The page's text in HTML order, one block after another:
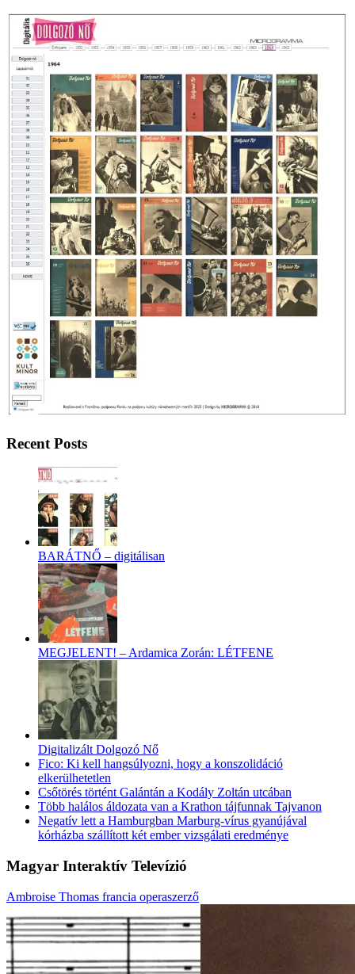
Recent Posts
BARÁTNŐ – digitálisan
MEGJELENT! – Ardamica Zorán: LÉTFENE
Digitalizált Dolgozó Nő
Fico: Ki kell hangsúlyozni, hogy a konszolidáció
elkerülhetetlen
Csőtörés történt Galántán a Kodály Zoltán utcában
Több halálos áldozata van a Krathon tájfunnak Tajvanon
Negatív lett a Hamburgban Marburg-vírus gyanújával
kórházba szállított két ember vizsgálati eredménye
Magyar Interaktív Televízió
Ambroise Thomas francia operaszerző